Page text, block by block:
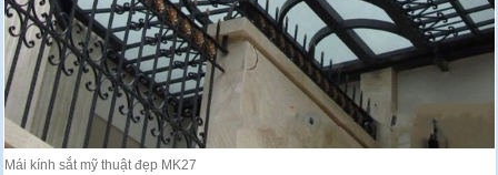
Mái kính sắt mỹ thuật đẹp MK27